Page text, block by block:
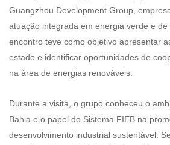
Guangzhou Development Group,
atuação integrada em energia verde e
encontro teve como objetivo apresentar
estado e identificar oportunidades de
na área de energias renováveis.
Durante a visita, o grupo conheceu o
Bahia e o papel do Sistema FIEB na
desenvolvimento industrial sustentável.